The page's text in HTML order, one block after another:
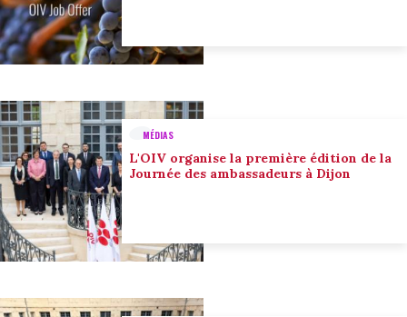
MÉDIAS
L'OIV organise la première édition de la
Journée des ambassadeurs à Dijon